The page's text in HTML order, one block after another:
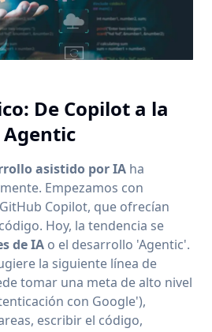
De Copilot a la
asistido por IA ha
Empezamos con
Copilot, que ofrecían
Hoy, la tendencia se
de IA o el desarrollo 'Agentic'.
la siguiente línea de
tomar una meta de alto nivel
con Google'),
escribir el código,